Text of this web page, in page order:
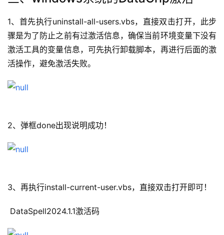
1、首先执行uninstall-all-users.vbs，直接双击打开，此步
骤是为了防止之前有过激活信息，确保当前环境变量下没有
激活工具的变量信息，可先执行卸载脚本，再进行后面的激
活操作，避免激活失败。
2、弹框done出现说明成功！
3、再执行install-current-user.vbs，直接双击打开即可！
DataSpell2024.1.1激活码